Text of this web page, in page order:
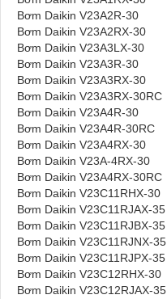
Bơm Daikin V23A2R-30
Bơm Daikin V23A2RX-30
Bơm Daikin V23A3LX-30
Bơm Daikin V23A3R-30
Bơm Daikin V23A3RX-30
Bơm Daikin V23A3RX-30RC
Bơm Daikin V23A4R-30
Bơm Daikin V23A4R-30RC
Bơm Daikin V23A4RX-30
Bơm Daikin V23A-4RX-30
Bơm Daikin V23A4RX-30RC
Bơm Daikin V23C11RHX-30
Bơm Daikin V23C11RJAX-35
Bơm Daikin V23C11RJBX-35
Bơm Daikin V23C11RJNX-35
Bơm Daikin V23C11RJPX-35
Bơm Daikin V23C12RHX-30
Bơm Daikin V23C12RJAX-35